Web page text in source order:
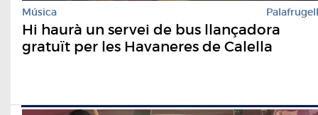
Música Palafrugell
Hi haurà un servei de bus llançadora
gratuït per les Havaneres de Calella